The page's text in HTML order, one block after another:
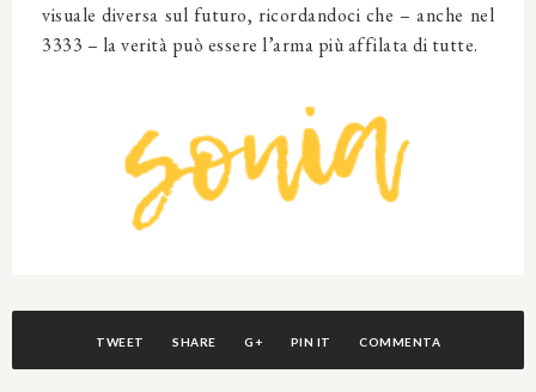
visuale diversa sul futuro, ricordandoci che – anche nel
3333 – la verità può essere l’arma più affilata di tutte.
TWEET SHARE G+ PIN IT COMMENTA